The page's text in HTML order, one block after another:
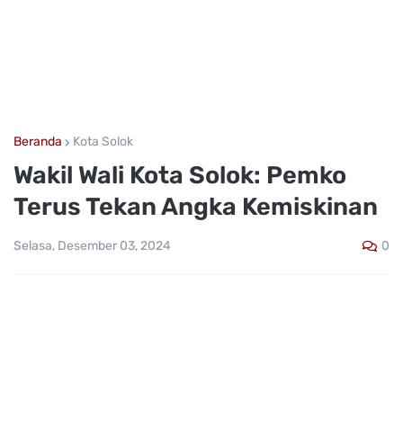
Beranda Kota Solok
Wakil Wali Kota Solok: Pemko
Terus Tekan Angka Kemiskinan
Selasa, Desember 03, 2024 0